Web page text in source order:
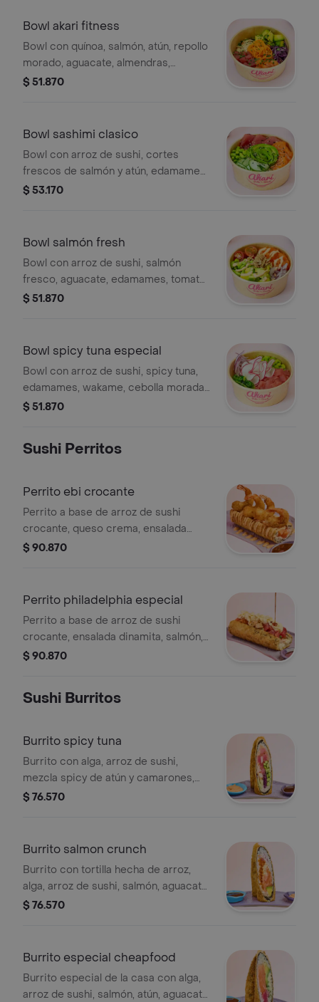
Bowl akari fitness
Bowl con quínoa, salmón, atún, repollo
morado, aguacate, almendras,
zanahoria, cebollina, mezclado con
$ 51.870
Bowl sashimi clasico
Bowl con arroz de sushi, cortes
frescos de salmón y atún, edamames,
pepino y aguacate con aderezo de
$ 53.170
Bowl salmón fresh
Bowl con arroz de sushi, salmón
fresco, aguacate, edamames, tomate
cherry y cebolla morada, mezclado
$ 51.870
Bowl spicy tuna especial
Bowl con arroz de sushi, spicy tuna,
edamames, wakame, cebolla morada,
rábanos, cebollín marinado en salsa
$ 51.870
Sushi Perritos
Perrito ebi crocante
Perrito a base de arroz de sushi
crocante, queso crema, ensalada
dinamita salmón, salsa sweet y
$ 90.870
Perrito philadelphia especial
Perrito a base de arroz de sushi
crocante, ensalada dinamita, salmón,
atún y camarones marinados en salsa
teriyaki.
$ 90.870
Sushi Burritos
Burrito spicy tuna
Burrito con alga, arroz de sushi,
mezcla spicy de atún y camarones,
edamames, repollo morado, cebollina
$ 76.570
Burrito salmon crunch
Burrito con tortilla hecha de arroz,
alga, arroz de sushi, salmón, aguacate,
queso crema, crunch de zanahoria,
$ 76.570
Burrito especial cheapfood
Burrito especial de la casa con alga,
arroz de sushi, salmón, atún, aguacate,